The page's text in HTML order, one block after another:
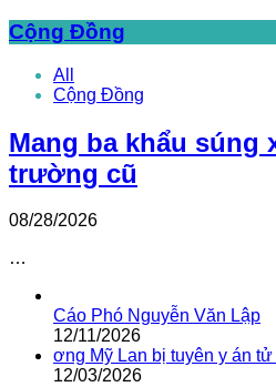
Cộng Đồng
All
Cộng Đồng
Mang ba khẩu súng
trường cũ
08/28/2026
…
Cáo Phó Nguyễn Văn Lập
12/11/2026
ơng Mỹ Lan bị tuyên y án tử
12/03/2026